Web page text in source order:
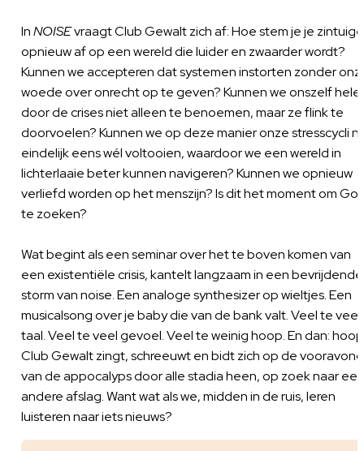
InNOISEvraagt Club Gewalt zich af: Hoe stem je je
opnieuw af op een wereld die luider en zwaarder wordt?
Kunnen we accepteren dat systemen instorten zonder
woede over onrecht op te geven? Kunnen we onszelf
door de crises niet alleen te benoemen, maar ze flink te
doorvoelen? Kunnen we op deze manier onze stresscycli
eindelijk eens wél voltooien, waardoor we een wereld in
lichterlaaie beter kunnen navigeren? Kunnen we opnieuw
verliefd worden op het menszijn? Is dit het moment om
te zoeken?
Wat begint als een seminar over het te boven komen van
een existentiële crisis, kantelt langzaam in een bevrijdende
storm van noise. Een analoge synthesizer op wieltjes. Een
musicalsong over je baby die van de bank valt. Veel te veel
taal. Veel te veel gevoel. Veel te weinig hoop. En dan:
Club Gewalt zingt, schreeuwt en bidt zich op de vooravond
van de appocalyps door alle stadia heen, op zoek naar een
andere afslag. Want wat als we, midden in de ruis, leren
luisteren naar iets nieuws?